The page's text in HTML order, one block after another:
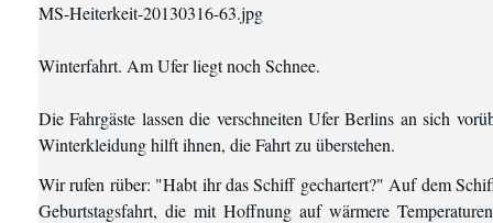
MS-Heiterkeit-20130316-63.jpg
Winterfahrt. Am Ufer liegt noch Schnee.
Die Fahrgäste lassen die verschneiten Ufer Berlins an sich
Winterkleidung hilft ihnen, die Fahrt zu überstehen.
Wir rufen rüber: "Habt ihr das Schiff gechartert?" Auf dem
Geburtstagsfahrt, die mit Hoffnung auf wärmere